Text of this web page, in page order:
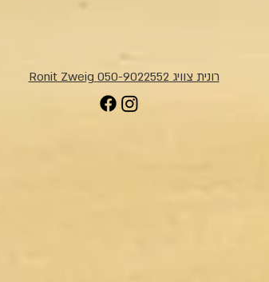
רונית צוויג 050-9022552 Ronit Zweig